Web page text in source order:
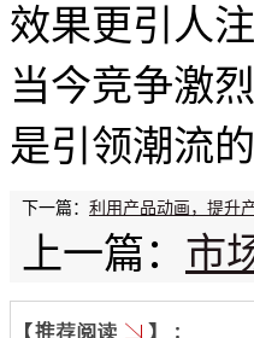
效果更引人
当今竞争激
是引领潮流
下一篇： 利用产品动画，提升
上一篇： 市